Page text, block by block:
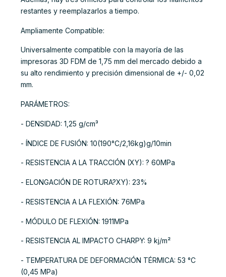
restantes y reemplazarlos a tiempo.
Ampliamente Compatible:
Universalmente compatible con la mayoría de las
impresoras 3D FDM de 1,75 mm del mercado debido a
su alto rendimiento y precisión dimensional de +/- 0,02
mm.
PARÁMETROS:
- DENSIDAD: 1,25 g/cm³
- ÍNDICE DE FUSIÓN: 10(190°C/2,16kg)g/10min
- RESISTENCIA A LA TRACCIÓN (XY): ? 60MPa
- ELONGACIÓN DE ROTURA?XY): 23%
- RESISTENCIA A LA FLEXIÓN: 76MPa
- MÓDULO DE FLEXIÓN: 1911MPa
- RESISTENCIA AL IMPACTO CHARPY: 9 kj/m²
- TEMPERATURA DE DEFORMACIÓN TÉRMICA: 53 °C
(0,45 MPa)